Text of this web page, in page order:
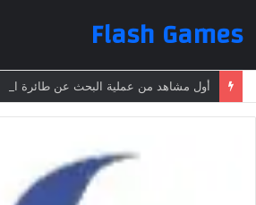
Flash Games